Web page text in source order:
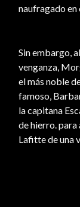
naufragado en
Sin embargo,
venganza,
el más noble
famoso,
la capitana
de hierro.
Lafitte de una